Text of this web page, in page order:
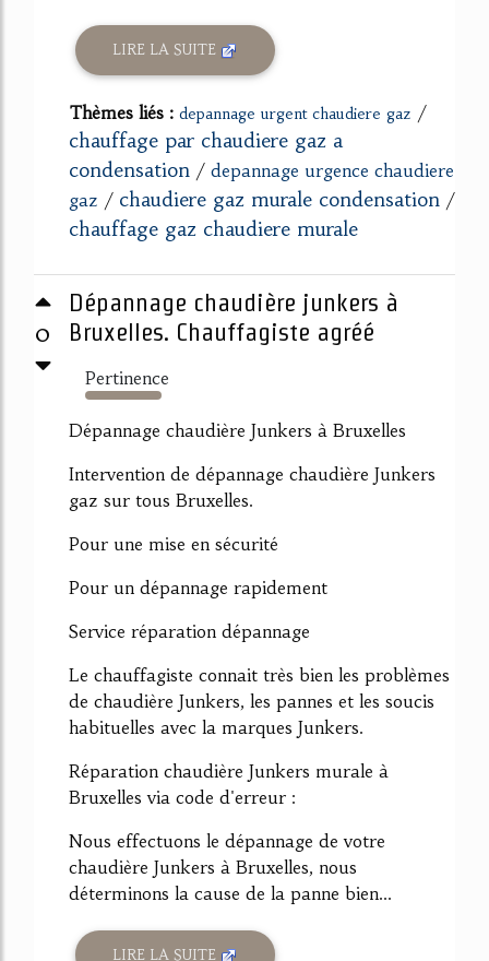
LIRE LA SUITE
Thèmes liés : depannage urgent chaudiere gaz /
chauffage par chaudiere gaz a
condensation / depannage urgence chaudiere
gaz / chaudiere gaz murale condensation /
chauffage gaz chaudiere murale
0
Dépannage chaudière junkers à
Bruxelles. Chauffagiste agréé
Pertinence
174%
Dépannage chaudière Junkers à Bruxelles
Intervention de dépannage chaudière Junkers
gaz sur tous Bruxelles.
Pour une mise en sécurité
Pour un dépannage rapidement
Service réparation dépannage
Le chauffagiste connait très bien les problèmes
de chaudière Junkers, les pannes et les soucis
habituelles avec la marques Junkers.
Réparation chaudière Junkers murale à
Bruxelles via code d'erreur :
Nous effectuons le dépannage de votre
chaudière Junkers à Bruxelles, nous
déterminons la cause de la panne bien...
LIRE LA SUITE